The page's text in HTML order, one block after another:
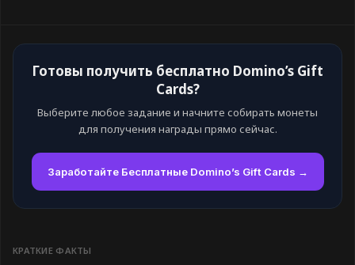
Готовы получить бесплатно Domino’s Gift
Cards?
Выберите любое задание и начните собирать монеты
для получения награды прямо сейчас.
Заработайте Бесплатные Domino’s Gift Cards →
КРАТКИЕ ФАКТЫ